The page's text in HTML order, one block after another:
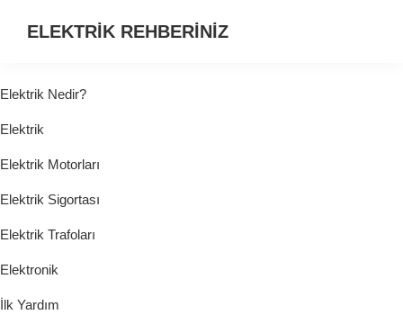
ELEKTRİK REHBERİNİZ
HER
ŞEY...
Elektrik Nedir?
Elektrik
Elektrik Motorları
Elektrik Sigortası
Elektrik Trafoları
Elektronik
İlk Yardım